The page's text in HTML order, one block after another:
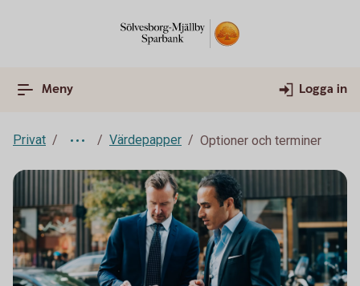
Meny Logga in
Privat Värdepapper Optioner och terminer